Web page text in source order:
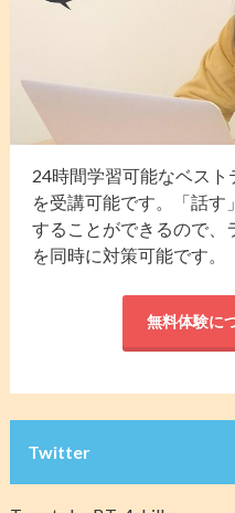
24時間学習可能なベス
を受講可能です。「話す
することができるので、
を同時に対策可能です。
無料体験に
Twitter